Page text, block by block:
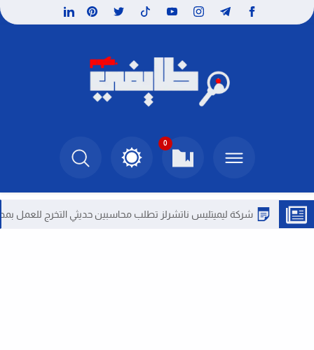
0
شركة ليميتليس ناتشرلز تطلب محاسبين حديثي التخرج للعمل بمصر